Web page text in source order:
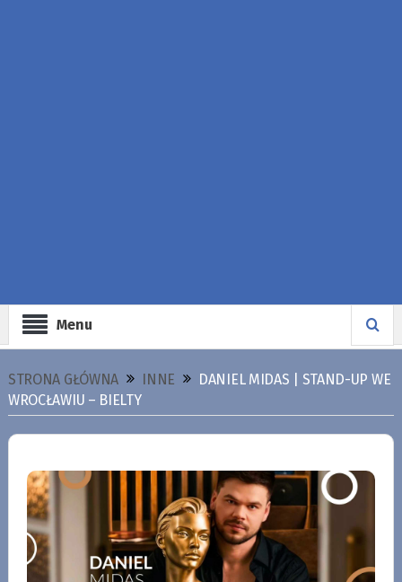
Menu
STRONA GŁÓWNA INNE
DANIEL MIDAS | STAND-UP WE
WROCŁAWIU – BIELTY